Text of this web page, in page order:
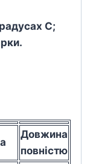
С;
Довжина
повністю